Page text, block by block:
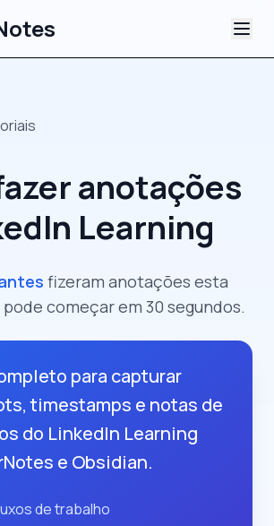
Notas de Vídeo com IA
Tutoriais
Sobre
anotações
Learning
fizeram anotações esta
começar em 30 segundos.
para capturar
timestamps e notas de
do LinkedIn Learning
e Obsidian.
de trabalho